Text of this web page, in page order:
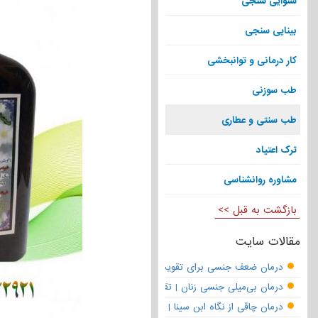
بینایی سنجی
کار درمانی و توانبخشی
طب سوزنی
طب سنتی و عطاری
ترک اعتیاد
مشاوره روانشناسی
بازگشت به قبل >>
مقالات سایت
درمان ضعف جنسی برای تقویت قوای مردانه | تقویت نعوظ و رفع
درمان بی‌میلی جنسی زنان | تقویت قوای جنسی و بازگشت لذت
درمان چاقی از نگاه ابن سینا | نسخه حکما برای کاهش وزن طبیعی